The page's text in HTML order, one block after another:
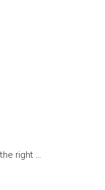
Parmigiano Reggiano: how to choose the right one